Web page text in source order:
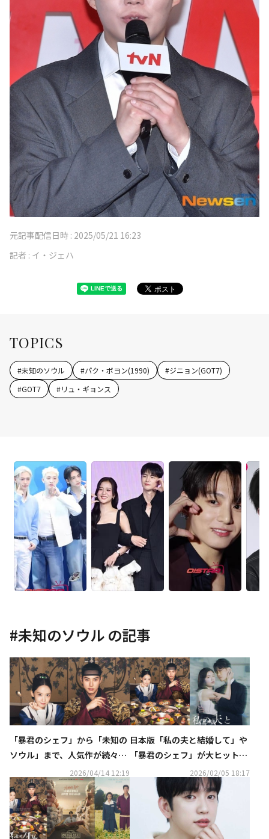
元記事配信日時 : 2025/05/21 16:23
記者 : イ・ジェハ
TOPICS
#未知のソウル #パク・ボヨン(1990) #ジニョン(GOT7)
#GOT7 #リュ・ギョンス
#未知のソウル の記事
「暴君のシェフ」から「未知の
ソウル」まで、人気作が続々ノ
ミネート！「第62回百想芸術大
賞」での受賞に期待
2026/04/14 12:19
日本版「私の夫と結婚して」や
「暴君のシェフ」が大ヒット！
スタジオドラゴン、2025年の年
間売上は約568億円を記録
2026/02/05 18:17